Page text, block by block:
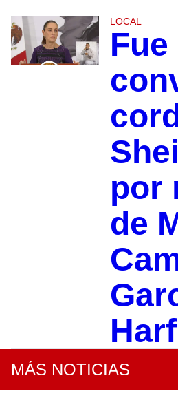
LOCAL
por
de
MÁS NOTICIAS